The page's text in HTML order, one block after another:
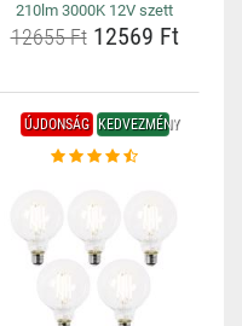
210lm 3000K 12V szett
12655 Ft12569 Ft
ÚJDONSÁG KEDVEZMÉNY